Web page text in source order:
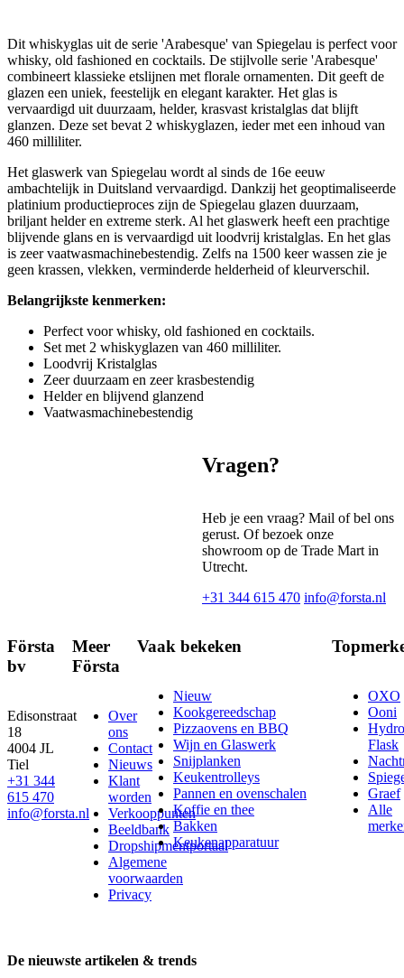
Dit whiskyglas uit de serie 'Arabesque' van Spiegelau is perfect voor
whisky, old fashioned en cocktails. De stijlvolle serie 'Arabesque'
combineert klassieke etslijnen met florale ornamenten. Dit geeft de
glazen een uniek, feestelijk en elegant karakter. Het glas is
vervaardigd uit duurzaam, helder, krasvast kristalglas dat blijft
glanzen. Deze set bevat 2 whiskyglazen, ieder met een inhoud van
460 milliliter.
Het glaswerk van Spiegelau wordt al sinds de 16e eeuw
ambachtelijk in Duitsland vervaardigd. Dankzij het geoptimaliseerde
platinium productieproces zijn de Spiegelau glazen duurzaam,
briljant helder en extreme sterk. Al het glaswerk heeft een prachtige
blijvende glans en is vervaardigd uit loodvrij kristalglas. En het glas
is zeer vaatwasmachinebestendig. Zelfs na 1500 keer wassen zie je
geen krassen, vlekken, verminderde helderheid of kleurverschil.
Belangrijkste kenmerken:
Perfect voor whisky, old fashioned en cocktails.
Set met 2 whiskyglazen van 460 milliliter.
Loodvrij Kristalglas
Zeer duurzaam en zeer krasbestendig
Helder en blijvend glanzend
Vaatwasmachinebestendig
Vragen?
Heb je een vraag? Mail of bel ons
gerust. Of bezoek onze
showroom op de Trade Mart in
Utrecht.
+31 344 615 470 info@forsta.nl
Första
bv
Edisonstraat
18
4004 JL
Tiel
+31 344
615 470
info@forsta.nl
Meer
Första
Over
ons
Contact
Nieuws
Klant
worden
Verkooppunten
Beeldbank
Dropshipmentportaal
Algemene
voorwaarden
Privacy
Vaak bekeken
Nieuw
Kookgereedschap
Pizzaovens en BBQ
Wijn en Glaswerk
Snijplanken
Keukentrolleys
Pannen en ovenschalen
Koffie en thee
Bakken
Keukenapparatuur
OXO
Ooni
Hydro
Flask
Graef
Alle
De nieuwste artikelen & trends